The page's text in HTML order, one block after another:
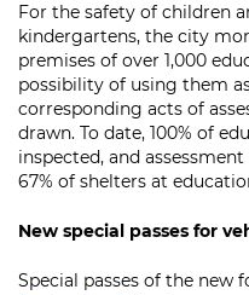
For the safety of children
kindergartens, the city
premises of over 1,000
possibility of using them
corresponding acts of
drawn. To date, 100% of
inspected, and
67% of shelters at
New special passes for
Special passes of the